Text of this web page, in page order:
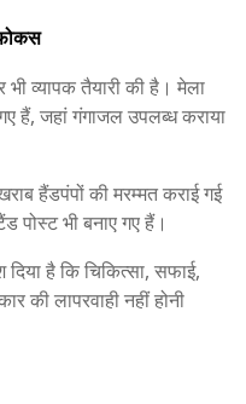
व्यापक तैयारी की है। मेला
हैं, जहां गंगाजल उपलब्ध कराया
हैंडपंपों की मरम्मत कराई गई
पोस्ट भी बनाए गए हैं।
दिया है कि चिकित्सा, सफाई,
की लापरवाही नहीं होनी